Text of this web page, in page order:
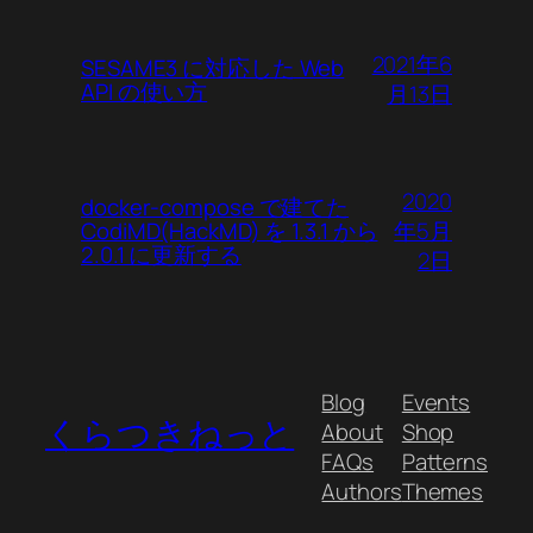
SESAME3 に対応した Web
API の使い方
2021年6
月13日
docker-compose で建てた
CodiMD(HackMD) を 1.3.1 から
2.0.1 に更新する
2020
年5月
2日
くらつきねっと
Blog
About
FAQs
Authors
Events
Shop
Patterns
Themes